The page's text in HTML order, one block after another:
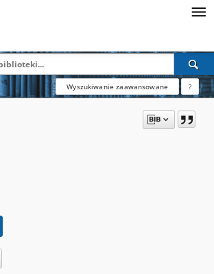
Wyszukiwanie zaawansowane ?